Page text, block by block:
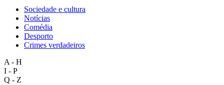
Sociedade e cultura
Notícias
Comédia
Desporto
Crimes verdadeiros
A - H
I - P
Q - Z